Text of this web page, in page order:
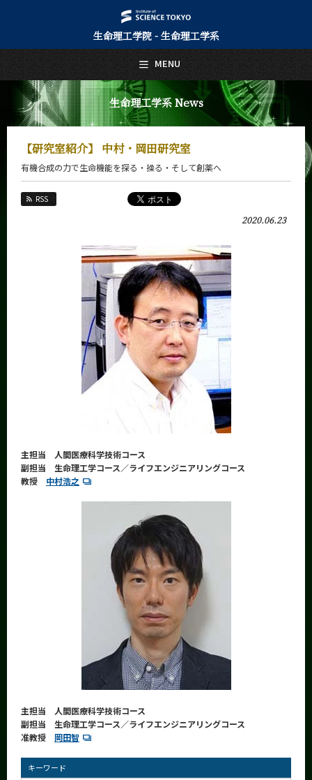
生命理工学院 - 生命理工学系
生命理工学系 News
【研究室紹介】 中村・岡田研究室
有機合成の力で生命機能を探る・操る・そして創薬へ
RSS
2020.06.23
主担当 人間医療科学技術コース
副担当 生命理工学コース／ライフエンジニアリングコース
教授 中村浩之
主担当 人間医療科学技術コース
副担当 生命理工学コース／ライフエンジニアリングコース
准教授 岡田智
キーワード
MENU
日本語 English
トップページ
Top Page
生命理工学系について
About Us
教育
Education
教員・研究室
Faculty and Laboratories
生命理工学系 News
カテゴリ別
イベントカレンダー
Event Calendar
サイト構成
学内向け情報
系詳細情報
CLOSE